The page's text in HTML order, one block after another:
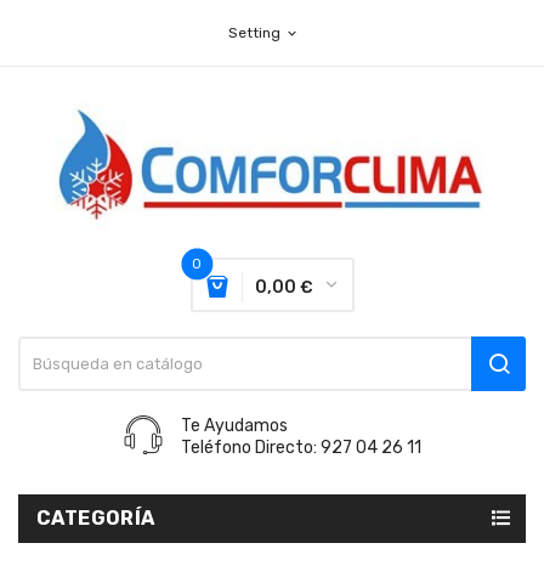
Setting expand_more
0
0,00 €
Te Ayudamos
Teléfono Directo: 927 04 26 11
CATEGORÍA